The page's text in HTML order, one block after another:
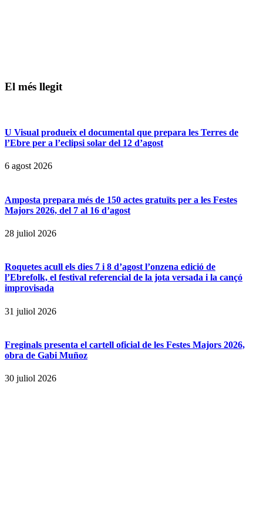
El més llegit
U Visual produeix el documental que prepara les Terres de
l’Ebre per a l’eclipsi solar del 12 d’agost
6 agost 2026
Amposta prepara més de 150 actes gratuïts per a les Festes
Majors 2026, del 7 al 16 d’agost
28 juliol 2026
Roquetes acull els dies 7 i 8 d’agost l’onzena edició de
l’Ebrefolk, el festival referencial de la jota versada i la cançó
improvisada
31 juliol 2026
Freginals presenta el cartell oficial de les Festes Majors 2026,
obra de Gabi Muñoz
30 juliol 2026